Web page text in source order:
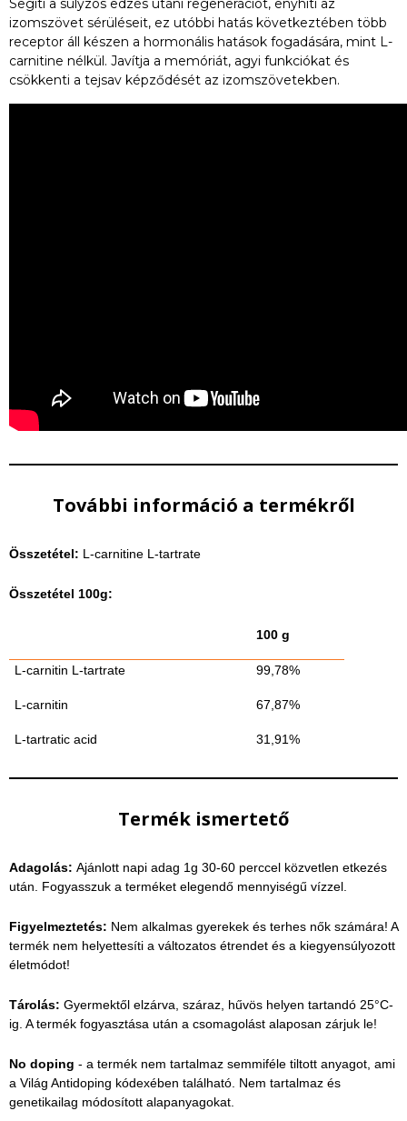
Segíti a súlyzós edzés utáni regenerációt, enyhíti az
izomszövet sérüléseit, ez utóbbi hatás következtében több
receptor áll készen a hormonális hatások fogadására, mint L-
carnitine nélkül. Javítja a memóriát, agyi funkciókat és
csökkenti a tejsav képződését az izomszövetekben.
További információ a termékről
Összetétel: L-carnitine L-tartrate
Összetétel 100g:
100 g
L-carnitin L-tartrate 99,78%
L-carnitin 67,87%
L-tartratic acid 31,91%
Termék ismertető
Adagolás: Ajánlott napi adag 1g 30-60 perccel közvetlen etkezés
után. Fogyasszuk a terméket elegendő mennyiségű vízzel.
Figyelmeztetés: Nem alkalmas gyerekek és terhes nők számára! A
termék nem helyettesíti a változatos étrendet és a kiegyensúlyozott
életmódot!
Tárolás: Gyermektől elzárva, száraz, hűvös helyen tartandó 25°C-
ig. A termék fogyasztása után a csomagolást alaposan zárjuk le!
No doping - a termék nem tartalmaz semmiféle tiltott anyagot, ami
a Világ Antidoping kódexében található. Nem tartalmaz és
genetikailag módosított alapanyagokat.